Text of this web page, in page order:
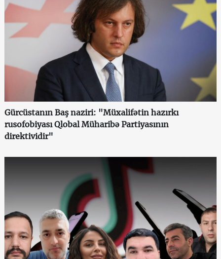
Gürcüstanın Baş naziri: "Müxalifətin hazırkı
rusofobiyası Qlobal Müharibə Partiyasının
direktividir"